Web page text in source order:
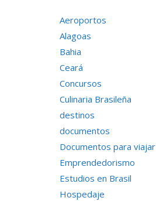
Aeroportos
Alagoas
Bahia
Ceará
Concursos
Culinaria Brasileña
destinos
documentos
Documentos para viajar
Emprendedorismo
Estudios en Brasil
Hospedaje